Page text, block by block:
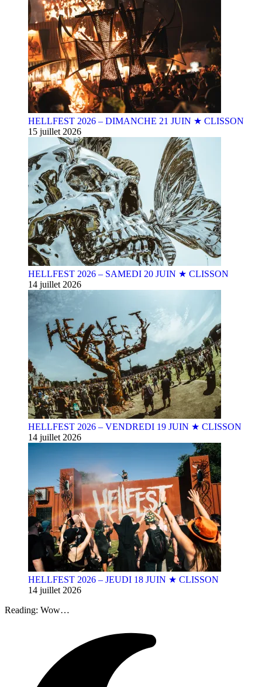
HELLFEST 2026 – DIMANCHE 21 JUIN ★ CLISSON
15 juillet 2026
HELLFEST 2026 – SAMEDI 20 JUIN ★ CLISSON
14 juillet 2026
HELLFEST 2026 – VENDREDI 19 JUIN ★ CLISSON
14 juillet 2026
HELLFEST 2026 – JEUDI 18 JUIN ★ CLISSON
14 juillet 2026
Reading: Wow…